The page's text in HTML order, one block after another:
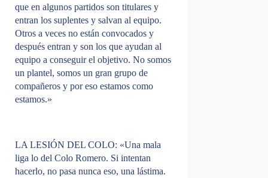
que en algunos partidos son titulares y
entran los suplentes y salvan al equipo.
Otros a veces no están convocados y
después entran y son los que ayudan al
equipo a conseguir el objetivo. No somos
un plantel, somos un gran grupo de
compañeros y por eso estamos como
estamos.»
LA LESIÓN DEL COLO: «Una mala
liga lo del Colo Romero. Si intentan
hacerlo, no pasa nunca eso, una lástima.